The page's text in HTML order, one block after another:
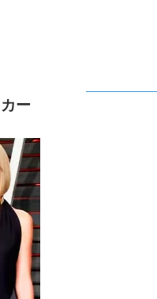
ー